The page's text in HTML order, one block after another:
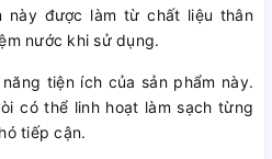
này được làm từ chất liệu thân
nước khi sử dụng.
tiện ích của sản phẩm này.
có thể linh hoạt làm sạch từng
tiếp cận.